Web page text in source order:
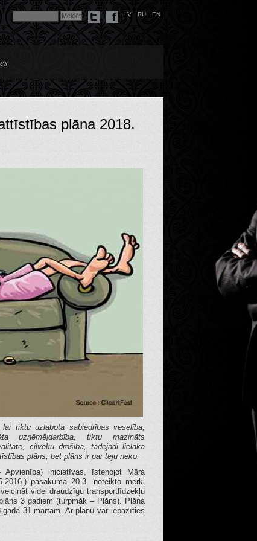
LV RU EN
plāna 2018.
tiktu uzlabota sabiedrības veselība,
uzņēmējdarbība, tiktu mazināts
cilvēku drošība, tādejādi lielāka
plāns, bet plāns ir par teju neko.
Apvienība) iniciatīvas, īstenojot Māra
pasākumā 20.3. noteikto mērķi
videi draudzīgu transportlīdzekļu
3 gadiem (turpmāk – Plāns). Plāna
31.martam. Ar plānu var iepazīties